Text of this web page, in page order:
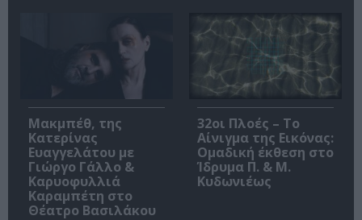
Μακμπέθ, της
Κατερίνας
Ευαγγελάτου με
Γιώργο Γάλλο &
Καρυοφυλλιά
Καραμπέτη στο
Θέατρο Βασιλάκου
32οι Πλοές – Το
Αίνιγμα της Εικόνας:
Ομαδική έκθεση στο
Ίδρυμα Π. & Μ.
Κυδωνιέως